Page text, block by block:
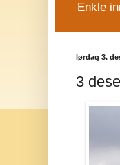
Enkle
lørdag 3.
3